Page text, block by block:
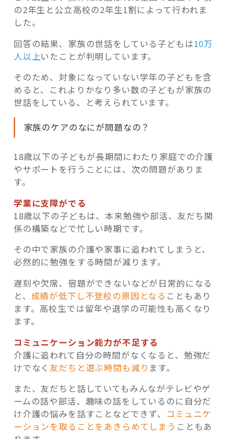
の2年生と公立高校の2年生1割によって行われま
した。
回答の結果、家族の世話をしている子どもは10万
人以上いたことが判明しています。
そのため、対象になっていない学年の子どもを含
めると、これよりかなり多い数の子どもが家族の
世話をしている、と考えられています。
家族のケアのなにが問題なの？
18歳以下の子どもが長期間にわたり家庭での介護
やサポートを行うことには、次の問題がありま
す。
学業に支障がでる
18歳以下の子どもは、本来勉強や部活、友だち関
係の構築などで忙しい時期です。
その中で家族の介護や家事に追われてしまうと、
必然的に勉強をする時間が減ります。
遅刻や欠席、宿題ができないなどが日常的になる
と、 成績が低下し不登校の原因となる こともあり
ます。高校生では留年や退学の可能性も高くなり
ます。
コミュニケーション能力が不足する
介護に追われて自分の時間がなくなると、勉強だ
けでなく 友だちと遊ぶ時間も減り ます。
また、友だちと話していてもみんながテレビやゲ
ームの話や部活、趣味の話をしているのに自分だ
け介護の悩みを話すことなどできず、
コミュニケ
ーションを取ることをあきらめてしまう こともあ